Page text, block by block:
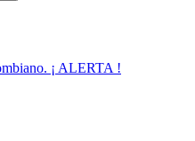
¡ ALERTA !